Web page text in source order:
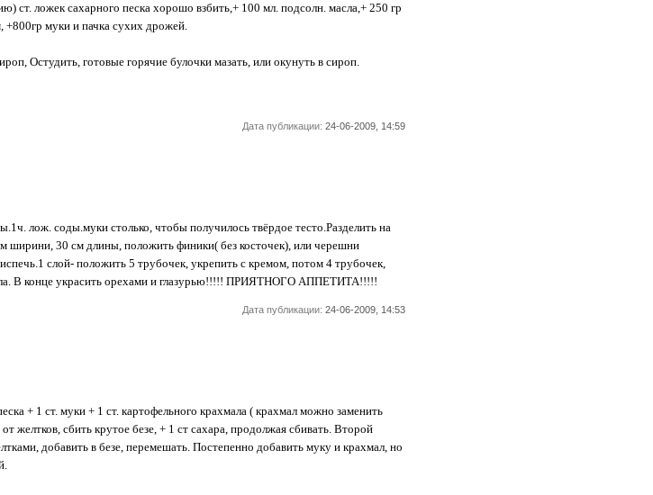
ст. ложек сахарного песка хорошо взбить,+ 100 мл. подсолн. масла,+ 250 гр
+800гр муки и пачка сухих дрожей.
Остудить, готовые горячие булочки мазать, или окунуть в сироп.
Дата публикации: 24-06-2009, 14:59
лож. соды.муки столько, чтобы получилось твёрдое тесто.Разделить на
ширини, 30 см длины, положить финики( без косточек), или черешни
слой- положить 5 трубочек, укрепить с кремом, потом 4 трубочек,
В конце украсить орехами и глазурью!!!!! ПРИЯТНОГО АППЕТИТА!!!!!
Дата публикации: 24-06-2009, 14:53
+ 1 ст. муки + 1 ст. картофельного крахмала ( крахмал можно заменить
желтков, сбить крутое безе, + 1 ст сахара, продолжая сбивать. Второй
добавить в безе, перемешать. Постепенно добавить муку и крахмал, но